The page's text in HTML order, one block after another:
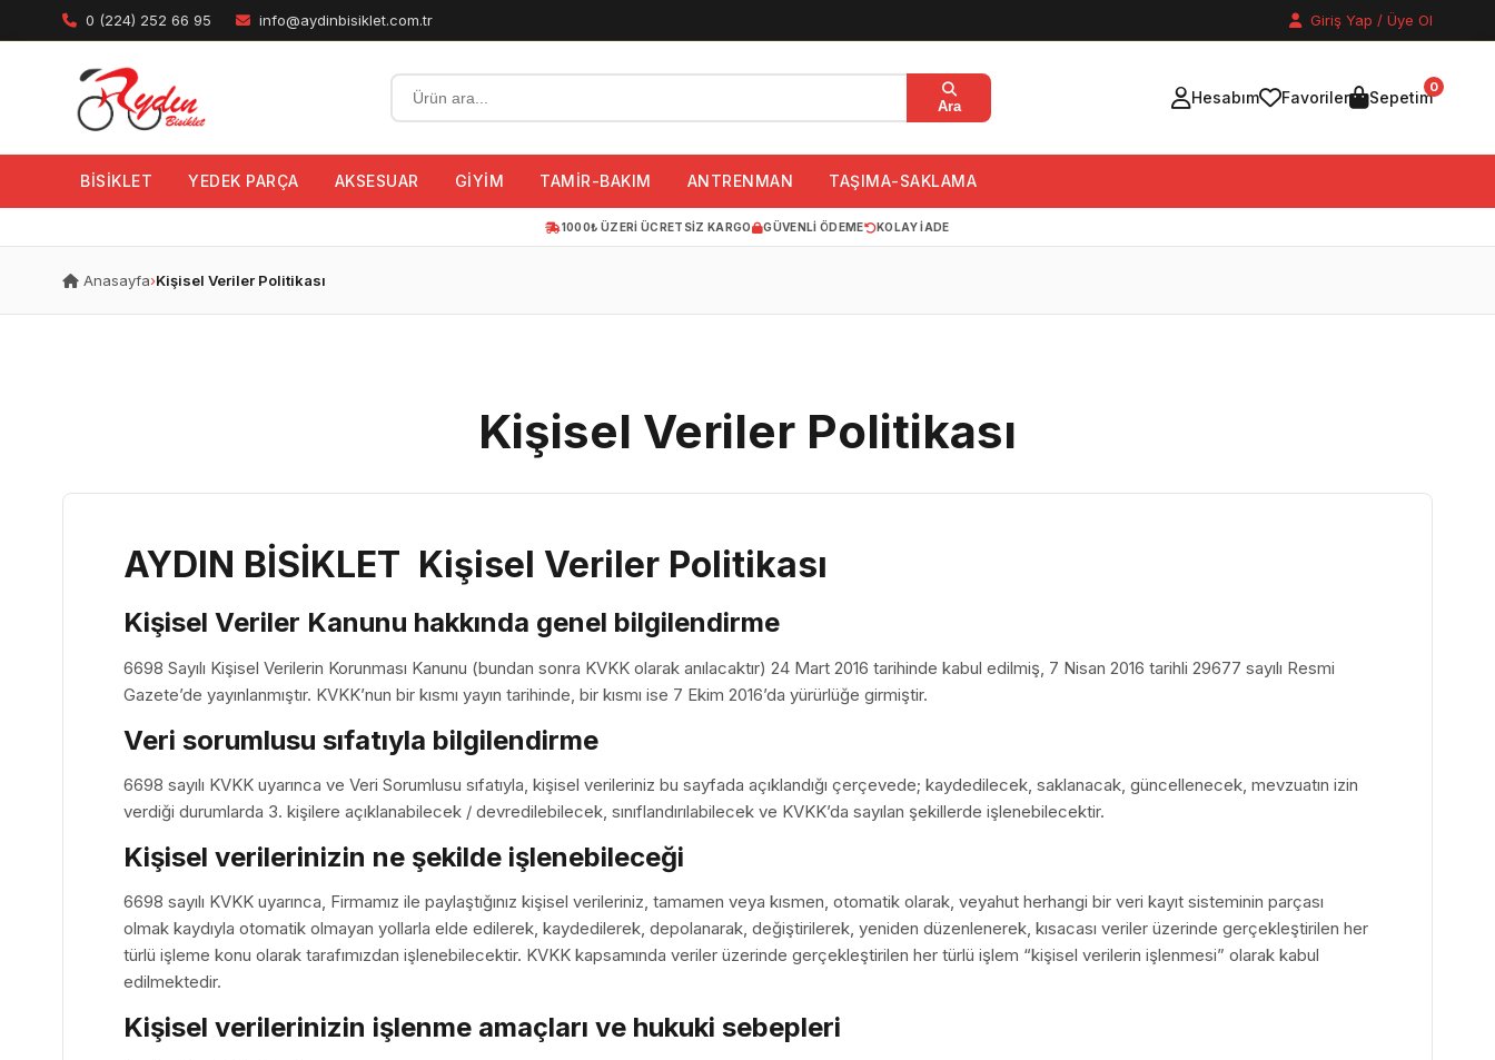
0 (224) 252 66 95 info@aydinbisiklet.com.tr Giriş Yap / Üye Ol
Ara Hesabım Favoriler Sepetim
0
BİSİKLET YEDEK PARÇA AKSESUAR GİYİM TAMİR-BAKIM ANTRENMAN TAŞIMA-SAKLAMA
1000₺ ÜZERI ÜCRETSIZ KARGO GÜVENLI ÖDEME KOLAY IADE
Anasayfa›Kişisel Veriler Politikası
Kişisel Veriler Politikası
AYDIN BİSİKLET Kişisel Veriler Politikası
Kişisel Veriler Kanunu hakkında genel bilgilendirme
6698 Sayılı Kişisel Verilerin Korunması Kanunu (bundan sonra KVKK olarak anılacaktır) 24 Mart 2016 tarihinde kabul edilmiş, 7 Nisan 2016 tarihli 29677 sayılı Resmi
Gazete’de yayınlanmıştır. KVKK’nun bir kısmı yayın tarihinde, bir kısmı ise 7 Ekim 2016’da yürürlüğe girmiştir.
Veri sorumlusu sıfatıyla bilgilendirme
6698 sayılı KVKK uyarınca ve Veri Sorumlusu sıfatıyla, kişisel verileriniz bu sayfada açıklandığı çerçevede; kaydedilecek, saklanacak, güncellenecek, mevzuatın izin
verdiği durumlarda 3. kişilere açıklanabilecek / devredilebilecek, sınıflandırılabilecek ve KVKK’da sayılan şekillerde işlenebilecektir.
Kişisel verilerinizin ne şekilde işlenebileceği
6698 sayılı KVKK uyarınca, Firmamız ile paylaştığınız kişisel verileriniz, tamamen veya kısmen, otomatik olarak, veyahut herhangi bir veri kayıt sisteminin parçası
olmak kaydıyla otomatik olmayan yollarla elde edilerek, kaydedilerek, depolanarak, değiştirilerek, yeniden düzenlenerek, kısacası veriler üzerinde gerçekleştirilen her
türlü işleme konu olarak tarafımızdan işlenebilecektir. KVKK kapsamında veriler üzerinde gerçekleştirilen her türlü işlem “kişisel verilerin işlenmesi” olarak kabul
edilmektedir.
Kişisel verilerinizin işlenme amaçları ve hukuki sebepleri